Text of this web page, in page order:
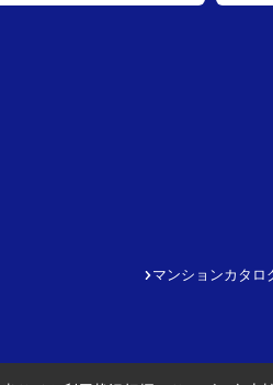
マンションカタロ